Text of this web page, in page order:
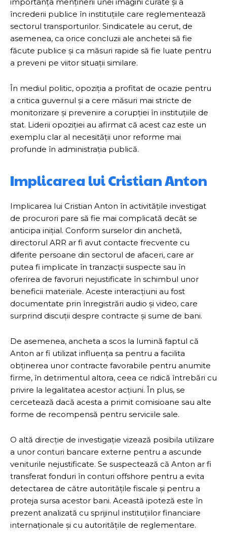
încrederii publice în instituțiile care reglementează
sectorul transporturilor. Sindicatele au cerut, de
asemenea, ca orice concluzii ale anchetei să fie
făcute publice și ca măsuri rapide să fie luate pentru
a preveni pe viitor situații similare.
În mediul politic, opoziția a profitat de ocazie pentru
a critica guvernul și a cere măsuri mai stricte de
monitorizare și prevenire a corupției în instituțiile de
stat. Liderii opoziției au afirmat că acest caz este un
exemplu clar al necesității unor reforme mai
profunde în administrația publică.
Implicarea lui Cristian Anton
Implicarea lui Cristian Anton în activitățile investigat
de procurori pare să fie mai complicată decât se
anticipa inițial. Conform surselor din anchetă,
directorul ARR ar fi avut contacte frecvente cu
diferite persoane din sectorul de afaceri, care ar
putea fi implicate în tranzacții suspecte sau în
oferirea de favoruri nejustificate în schimbul unor
beneficii materiale. Aceste interacțiuni au fost
documentate prin înregistrări audio și video, care
surprind discuții despre contracte și sume de bani.
De asemenea, ancheta a scos la lumină faptul că
Anton ar fi utilizat influența sa pentru a facilita
obținerea unor contracte favorabile pentru anumite
firme, în detrimentul altora, ceea ce ridică întrebări cu
privire la legalitatea acestor acțiuni. În plus, se
cercetează dacă acesta a primit comisioane sau alte
forme de recompensă pentru serviciile sale.
O altă direcție de investigație vizează posibila utilizare
a unor conturi bancare externe pentru a ascunde
veniturile nejustificate. Se suspectează că Anton ar fi
transferat fonduri în conturi offshore pentru a evita
detectarea de către autoritățile fiscale și pentru a
proteja sursa acestor bani. Această ipoteză este în
prezent analizată cu sprijinul instituțiilor financiare
internaționale și cu autoritățile de reglementare.